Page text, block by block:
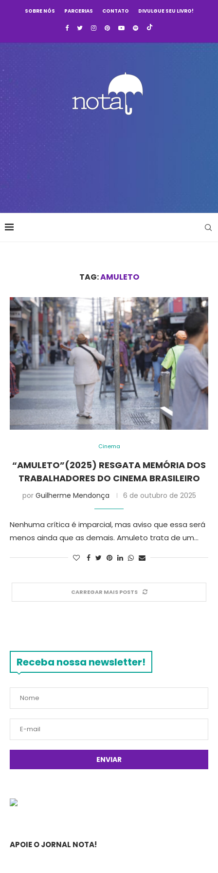
SOBRE NÓS PARCERIAS CONTATO DIVULGUE SEU LIVRO!
TAG:AMULETO
Cinema
“AMULETO”(2025) RESGATA MEMÓRIA DOS
TRABALHADORES DO CINEMA BRASILEIRO
por Guilherme Mendonça 6 de outubro de 2025
Nenhuma crítica é imparcial, mas aviso que essa será
menos ainda que as demais. Amuleto trata de um…
CARREGAR MAIS POSTS
Receba nossa newsletter!
APOIE O JORNAL NOTA!